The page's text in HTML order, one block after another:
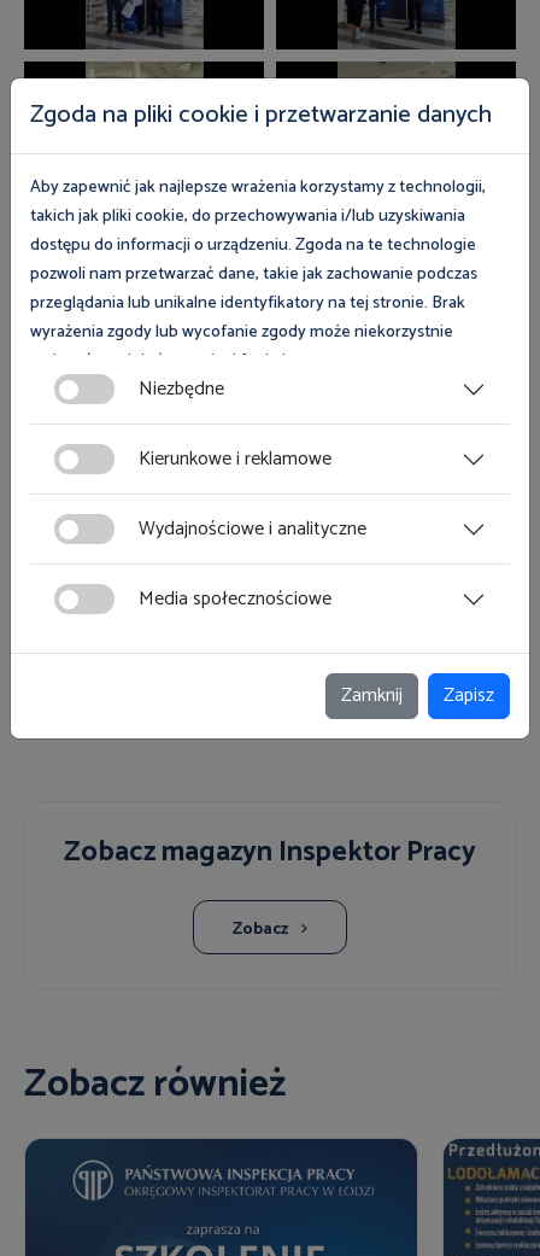
Zobacz magazyn Inspektor Pracy
Zobacz
Zobacz również
Zgoda na pliki cookie i przetwarzanie danych
Aby zapewnić jak najlepsze wrażenia korzystamy z technologii,
takich jak pliki cookie, do przechowywania i/lub uzyskiwania
dostępu do informacji o urządzeniu. Zgoda na te technologie
pozwoli nam przetwarzać dane, takie jak zachowanie podczas
przeglądania lub unikalne identyfikatory na tej stronie. Brak
wyrażenia zgody lub wycofanie zgody może niekorzystnie
wpłynąć na niektóre cechy i funkcje.
Zgoda na pliki cookies jest dobrowolna i można ją wycofać lub
zmodyfikować w dowolnym momencie klikając w przycisk
ciasteczka w lewym dolnym rogu strony. Więcej informacji
znajdziesz w
Niezbędne
Kierunkowe i reklamowe
Wydajnościowe i analityczne
Media społecznościowe
Zamknij Zapisz